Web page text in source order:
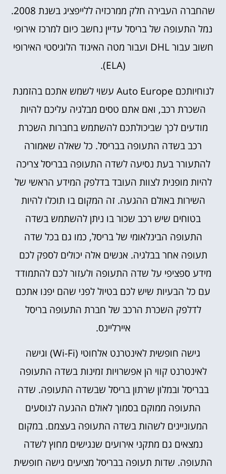
שהחברה העבירה חלק ממרכזיה ללייפציג בשנת 2008.
נמל התעופה של בריסל עדיין נחשב כיום למרכז אירופי
חשוב עבור DHL ועבור מטה האיגוד הלוגיסטי האירופי
(ELA).
לנוחיותכם Auto Europe עשוי לשמש אתכם בהזמנת
השכרת רכב, ואם אתם טסים מבלגיה עליכם להיות
מודעים לכך שביכולתכם להשתמש בחברות השכרת
רכב בשדה התעופה בבריסל. כל שאלה שאמורה
להתעורר בעת נסיעה לשדה התעופה בבריסל צריכה
להיות מופנית לצוות העובד בדלפק המידע הראשי של
השירות באולם ההגעה. זה המקום בו תוכלו להיות
בטוחים שיש רכב שכור בו ניתן להשתמש בשדה
התעופה הבינלאומי של בריסל, כמו גם בכל שדה
תעופה אחר בבלגיה. אנשים אלה יכולים לספק לכם
מידע ספציפי על שדה התעופה ולעזור לכם להתמודד
עם כל הבעיות שיש לכם בטיול לפני שהם יפנו אתכם
לדלפק השכרת הרכב של חברת התעופה בריסל
איירליינס.
גישה חופשית לאינטרנט אלחוטי (Wi-Fi) וגישה
לאינטרנט קווי הן אפשרויות זמינות בשדה התעופה
בבריסל ובמלון שרתון בריסל שבשדה התעופה. שדה
התעופה ממוקם בסמוך לאולם ההגעה לנוסעים
המעוניינים לשהות בשדה התעופה בעצמם. במקום
נמצאים גם מתקני אירועים שנגישים מחוץ לשדה
התעופה. שדות תעופה בבריסל מציעים גישה חופשית